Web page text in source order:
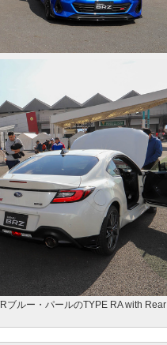
ブルー・パールのTYPE RA with Rear